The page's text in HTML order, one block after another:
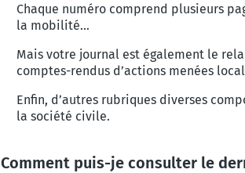
Chaque numéro comprend plusieurs
la mobilité…
Mais votre journal est également le
comptes-rendus d’actions menées
Enfin, d’autres rubriques diverses
la société civile.
Comment puis-je consulter le